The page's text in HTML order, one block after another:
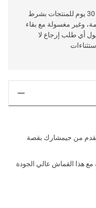
خدمة إرجاع سهلة وسريعة خلال 30 يوم للمنتجات بشرط
وغير مغسولة مع بقاء
أي طلب إرجاع لا
من جيمشارك بقصة
هذا القماش عالي الجودة